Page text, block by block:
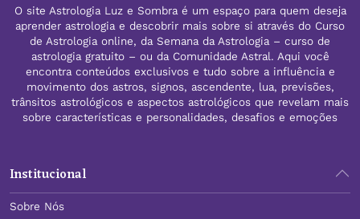
O site Astrologia Luz e Sombra é um espaço para quem deseja
aprender astrologia e descobrir mais sobre si através do Curso
de Astrologia online, da Semana da Astrologia – curso de
astrologia gratuito – ou da Comunidade Astral. Aqui você
encontra conteúdos exclusivos e tudo sobre a influência e
movimento dos astros, signos, ascendente, lua, previsões,
trânsitos astrológicos e aspectos astrológicos que revelam mais
sobre características e personalidades, desafios e emoções
Institucional
Sobre Nós